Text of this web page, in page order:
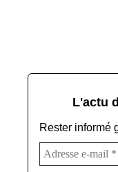
L'actu
Rester informé